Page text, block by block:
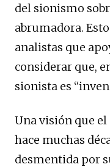
del sionismo
abrumadora.
analistas que
considerar que,
sionista es
Una visión que
hace muchas
desmentida por